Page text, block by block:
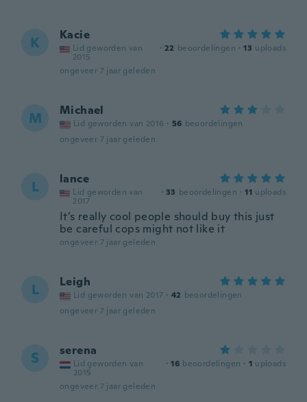
K Kacie
Lid geworden van
2015
· 22 beoordelingen · 13 uploads
ongeveer 7 jaar geleden
M Michael
Lid geworden van 2016 · 56 beoordelingen
ongeveer 7 jaar geleden
L lance
Lid geworden van
2017
· 33 beoordelingen · 11 uploads
It’s really cool people should buy this just
be careful cops might not like it
ongeveer 7 jaar geleden
L Leigh
Lid geworden van 2017 · 42 beoordelingen
ongeveer 7 jaar geleden
S serena
Lid geworden van
2015
· 16 beoordelingen · 1 uploads
ongeveer 7 jaar geleden